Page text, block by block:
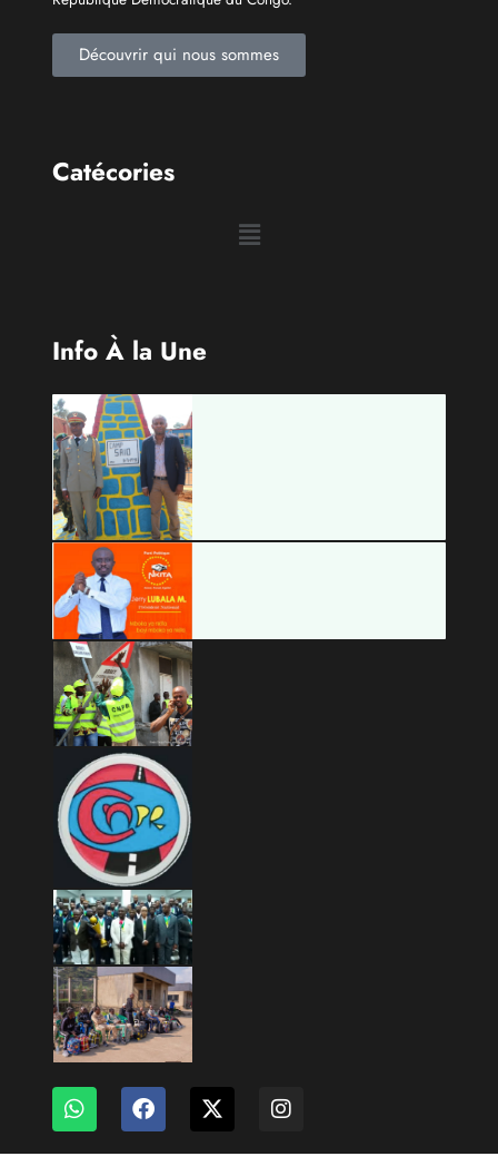
Info À la Une
Copyright © 2026 Mashariki RDC | Fièrement Congolais